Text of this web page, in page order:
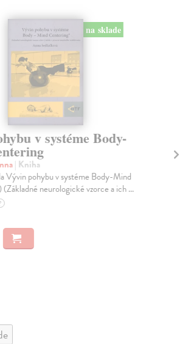
na sklade
v systéme Body-
| Kniha
Vývin pohybu v systéme Body-Mind
neurologické vzorce a ich ...